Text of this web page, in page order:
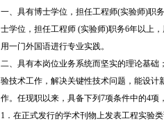
一、具有博士学位，担任工程师(实验师)职
士学位，担任工程师 (实验师)职务6年以上
用一门外国语进行专业实践。
二、具有本岗位业务系统而坚实的理论基
验技术工作，解决关键性技术问题，能设
作。任现职以来，具备下列7项条件中的4项
1．在正式发行的学术刊物上发表工程实验